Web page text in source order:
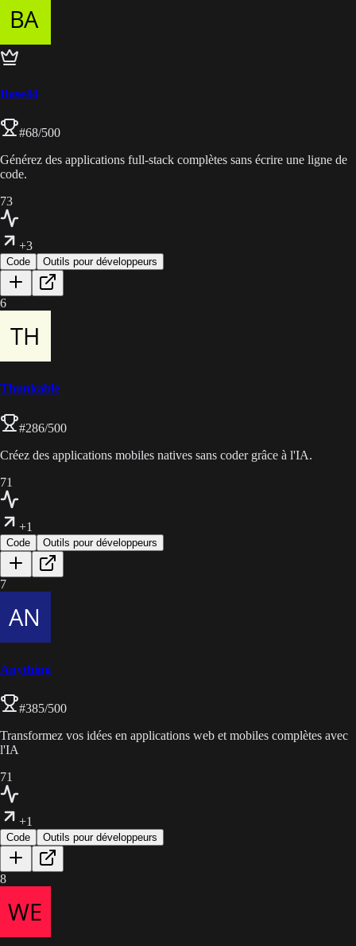
Base44
#68/500
Générez des applications full-stack complètes sans écrire une ligne de
code.
73
+3
Code Outils pour développeurs
6
Thunkable
#286/500
Créez des applications mobiles natives sans coder grâce à l'IA.
71
+1
Code Outils pour développeurs
7
Anything
#385/500
Transformez vos idées en applications web et mobiles complètes avec
l'IA
71
+1
Code Outils pour développeurs
8